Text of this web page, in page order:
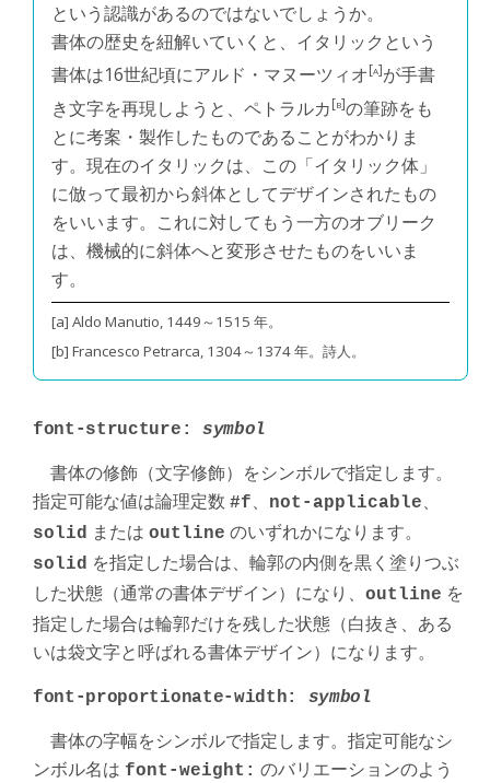
という認識があるのではないでしょうか。
書体の歴史を紐解いていくと、イタリックという
書体は16世紀頃にアルド・マヌーツィオ[a]が手書
き文字を再現しようと、ペトラルカ[b]の筆跡をも
とに考案・製作したものであることがわかりま
す。現在のイタリックは、この「イタリック体」
に倣って最初から斜体としてデザインされたもの
をいいます。これに対してもう一方のオブリーク
は、機械的に斜体へと変形させたものをいいま
す。
[a] Aldo Manutio, 1449～1515 年。
[b] Francesco Petrarca, 1304～1374 年。詩人。
font-structure: symbol
書体の修飾（文字修飾）をシンボルで指定します。
指定可能な値は論理定数 #f、 not-applicable、
solid または outline のいずれかになります。
solid を指定した場合は、輪郭の内側を黒く塗りつぶ
した状態（通常の書体デザイン）になり、
outline を
指定した場合は輪郭だけを残した状態（白抜き、ある
いは袋文字と呼ばれる書体デザイン）になります。
font-proportionate-width: symbol
書体の字幅をシンボルで指定します。指定可能なシ
ンボル名は font-weight: のバリエーションのよう